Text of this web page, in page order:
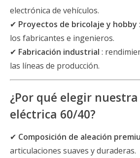
electrónica de vehículos.
✔ Proyectos de bricolaje y hobby
los fabricantes e ingenieros.
✔ Fabricación industrial :
las líneas de producción.
¿Por qué elegir
eléctrica 60/40?
✔ Composición de aleación
articulaciones suaves y duraderas.